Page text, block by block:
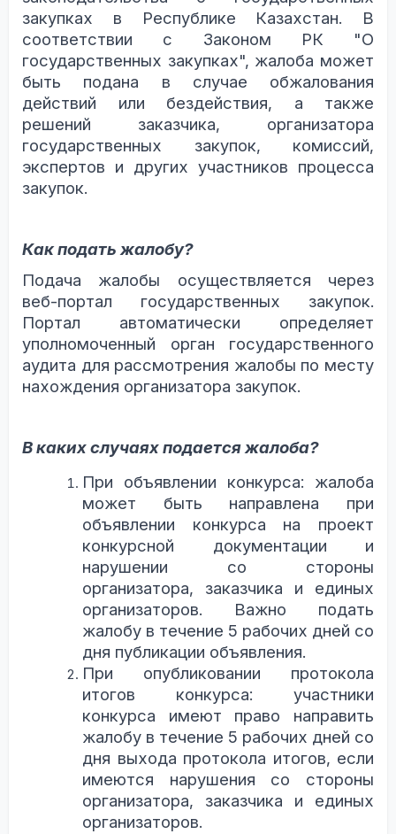
закупках в Республике Казахстан. В
соответствии с Законом РК "О
государственных закупках", жалоба может
быть подана в случае обжалования
действий или бездействия, а также
решений заказчика, организатора
государственных закупок, комиссий,
экспертов и других участников процесса
закупок.
Как подать жалобу?
Подача жалобы осуществляется через
веб-портал государственных закупок.
Портал автоматически определяет
уполномоченный орган государственного
аудита для рассмотрения жалобы по месту
нахождения организатора закупок.
В каких случаях подается жалоба?
При объявлении конкурса: жалоба
может быть направлена при
объявлении конкурса на проект
конкурсной документации и
нарушении со стороны
организатора, заказчика и единых
организаторов. Важно подать
жалобу в течение 5 рабочих дней со
дня публикации объявления.
При опубликовании протокола
итогов конкурса: участники
конкурса имеют право направить
жалобу в течение 5 рабочих дней со
дня выхода протокола итогов, если
имеются нарушения со стороны
организатора, заказчика и единых
организаторов.